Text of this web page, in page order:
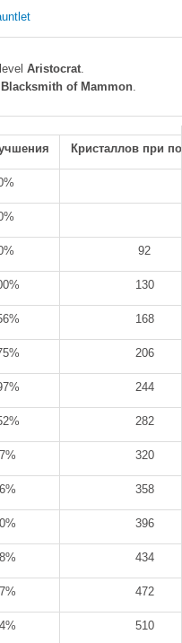
Aristocrat.
Blacksmith of Mammon.
Кристаллов при
92
130
168
206
244
282
320
358
396
434
472
510